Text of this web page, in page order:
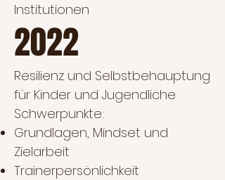
Institutionen
2022
Resilienz und Selbstbehauptung
für Kinder und Jugendliche
Schwerpunkte:
Grundlagen, Mindset und
Zielarbeit
Trainerpersönlichkeit